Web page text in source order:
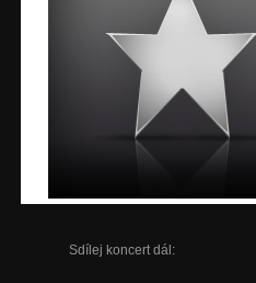
Sdílej koncert dál: